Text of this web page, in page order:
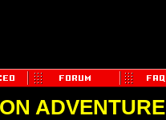
ADVENTURE